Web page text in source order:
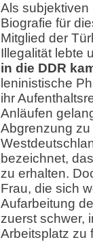
Als subjektiven
Biografie für
Mitglied der
Illegalität lebte
in die DDR
leninistische
ihr
Anläufen
Abgrenzung
bezeichnet,
zu erhalten.
Frau, die sich
Aufarbeitung
zuerst schwer,
Arbeitsplatz zu